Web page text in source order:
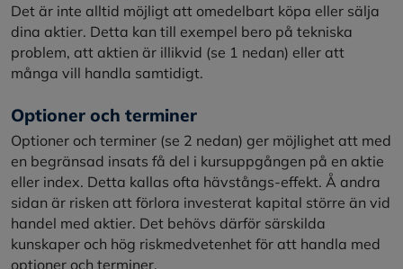
Det är inte alltid möjligt att omedelbart köpa eller sälja
dina aktier. Detta kan till exempel bero på tekniska
problem, att aktien är illikvid (se 1 nedan) eller att
många vill handla samtidigt.
Optioner och terminer
Optioner och terminer (se 2 nedan) ger möjlighet att med
en begränsad insats få del i kursuppgången på en aktie
eller index. Detta kallas ofta hävstångs-effekt. Å andra
sidan är risken att förlora investerat kapital större än vid
handel med aktier. Det behövs därför särskilda
kunskaper och hög riskmedvetenhet för att handla med
optioner och terminer.